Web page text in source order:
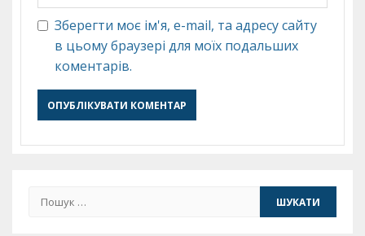
Зберегти моє ім'я, e-mail, та адресу сайту
в цьому браузері для моїх подальших
коментарів.
Пошук: